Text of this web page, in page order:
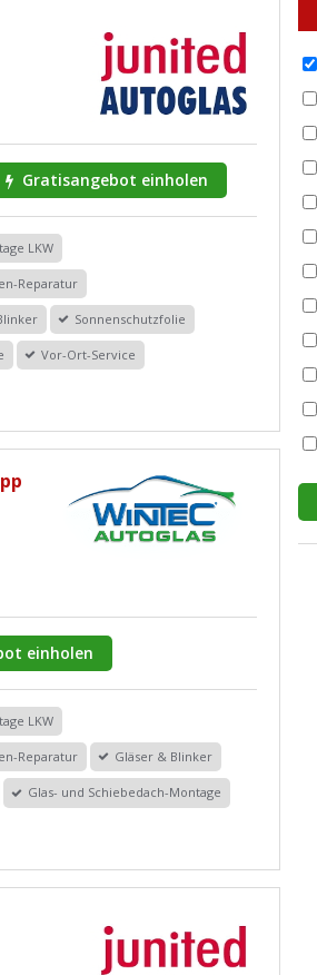
Gratisangebot einholen
LKW
Reparatur
Sonnenschutzfolie
Vor-Ort-Service
einholen
LKW
Reparatur Gläser & Blinker
Glas- und Schiebedach-Montage